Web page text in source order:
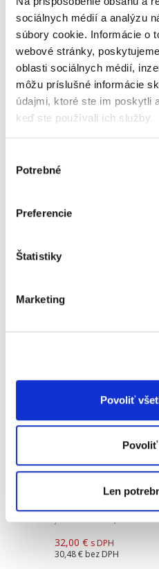
sociálnych médií a analýzu
súbory cookie. Informácie o
webové stránky,
oblasti sociálnych médií,
môžu príslušné informácie
údajmi, ktoré ste im poskytli
keď ste používali ich služby.
súhlasu
Potrebné
Preferencie
Štatistiky
Marketing
Povoliť
Len
Kniha ponúka čitateľom
dovolacieho konania v
konaní s osobitným
oblasti, ktoré
nielen so závermi...
25,00 €
právnych predpisov v
kontrole normotvorby
Jozef Andraško,a kol.
32,00 € s DPH
30,48 € bez DPH